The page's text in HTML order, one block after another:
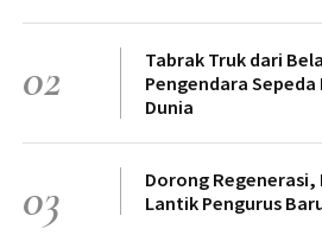
02
Tabrak Truk dari
Pengendara
Dunia
03
Dorong Regenerasi,
Lantik Pengurus